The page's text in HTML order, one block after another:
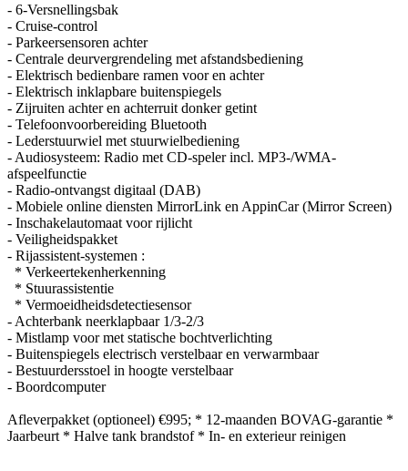
- 6-Versnellingsbak
- Cruise-control
- Parkeersensoren achter
- Centrale deurvergrendeling met afstandsbediening
- Elektrisch bedienbare ramen voor en achter
- Elektrisch inklapbare buitenspiegels
- Zijruiten achter en achterruit donker getint
- Telefoonvoorbereiding Bluetooth
- Lederstuurwiel met stuurwielbediening
- Audiosysteem: Radio met CD-speler incl. MP3-/WMA-
afspeelfunctie
- Radio-ontvangst digitaal (DAB)
- Mobiele online diensten MirrorLink en AppinCar (Mirror Screen)
- Inschakelautomaat voor rijlicht
- Veiligheidspakket
- Rijassistent-systemen :
* Verkeertekenherkenning
* Stuurassistentie
* Vermoeidheidsdetectiesensor
- Achterbank neerklapbaar 1/3-2/3
- Mistlamp voor met statische bochtverlichting
- Buitenspiegels electrisch verstelbaar en verwarmbaar
- Bestuurdersstoel in hoogte verstelbaar
- Boordcomputer
Afleverpakket (optioneel) €995; * 12-maanden BOVAG-garantie *
Jaarbeurt * Halve tank brandstof * In- en exterieur reinigen